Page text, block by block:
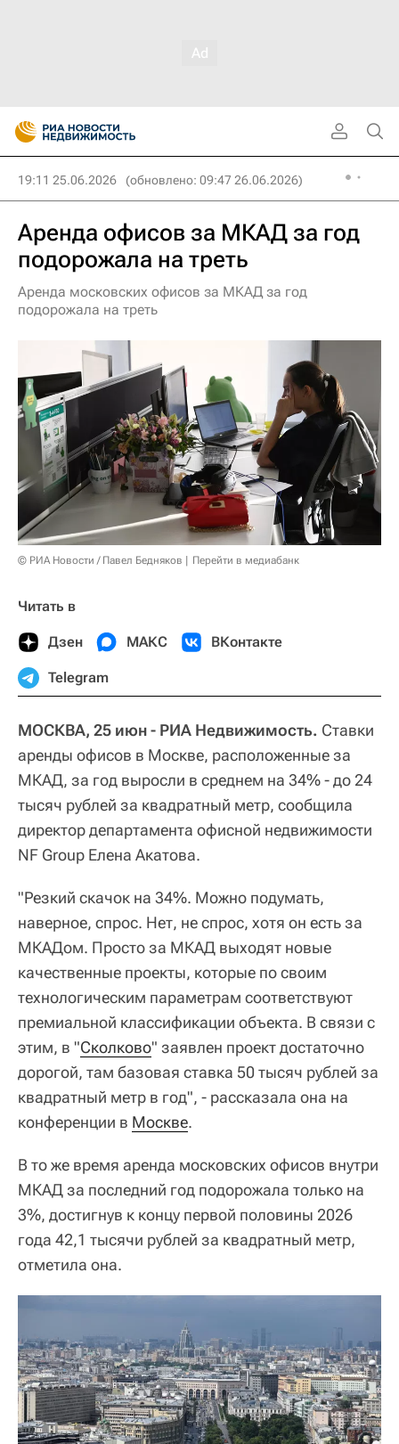
19:11 25.06.2026 (обновлено: 09:47 26.06.2026)
Аренда офисов за МКАД за год
подорожала на треть
Аренда московских офисов за МКАД за год
подорожала на треть
© РИА Новости / Павел Бедняков Перейти в медиабанк
Читать в
Дзен МАКС ВКонтакте
Telegram
МОСКВА, 25 июн - РИА Недвижимость. Ставки
аренды офисов в Москве, расположенные за
МКАД, за год выросли в среднем на 34% - до 24
тысяч рублей за квадратный метр, сообщила
директор департамента офисной недвижимости
NF Group Елена Акатова.
"Резкий скачок на 34%. Можно подумать,
наверное, спрос. Нет, не спрос, хотя он есть за
МКАДом. Просто за МКАД выходят новые
качественные проекты, которые по своим
технологическим параметрам соответствуют
премиальной классификации объекта. В связи с
этим, в "Сколково" заявлен проект достаточно
дорогой, там базовая ставка 50 тысяч рублей за
квадратный метр в год", - рассказала она на
конференции в Москве.
В то же время аренда московских офисов внутри
МКАД за последний год подорожала только на
3%, достигнув к концу первой половины 2026
года 42,1 тысячи рублей за квадратный метр,
отметила она.